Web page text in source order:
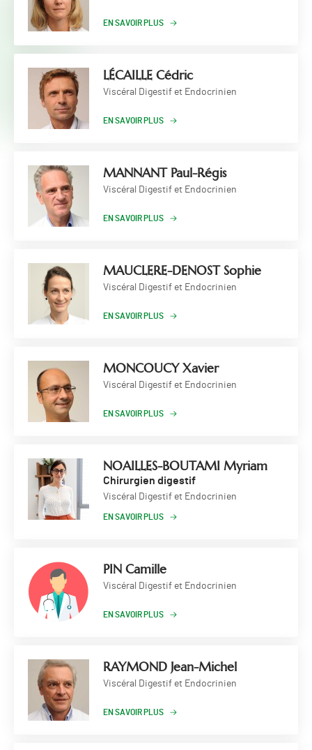
EN SAVOIR PLUS
LÉCAILLE Cédric
Viscéral Digestif et Endocrinien
EN SAVOIR PLUS
MANNANT Paul-Régis
Viscéral Digestif et Endocrinien
EN SAVOIR PLUS
MAUCLERE-DENOST Sophie
Viscéral Digestif et Endocrinien
EN SAVOIR PLUS
MONCOUCY Xavier
Viscéral Digestif et Endocrinien
EN SAVOIR PLUS
NOAILLES-BOUTAMI Myriam
Chirurgien digestif
Viscéral Digestif et Endocrinien
EN SAVOIR PLUS
PIN Camille
Viscéral Digestif et Endocrinien
EN SAVOIR PLUS
RAYMOND Jean-Michel
Viscéral Digestif et Endocrinien
EN SAVOIR PLUS